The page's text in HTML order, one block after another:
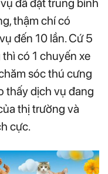
đã đặt trung bình
thậm chí có
đến 10 lần. Cứ 5
có 1 chuyến xe
sóc thú cưng
thấy dịch vụ đang
thị trường và
cực.